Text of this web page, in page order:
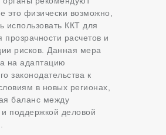
это физически возможно,
использовать ККТ для
расчетов и
рисков. Данная мера
на адаптацию
законодательства к
в новых регионах,
баланс между
поддержкой деловой